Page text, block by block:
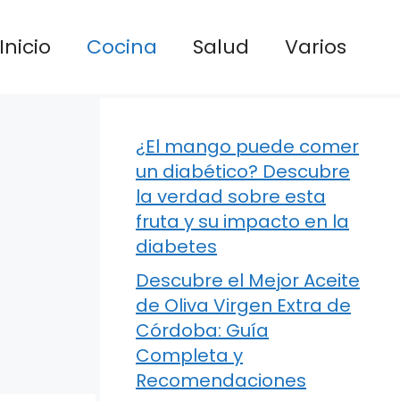
Inicio Cocina Salud Varios
¿El mango puede comer
un diabético? Descubre
la verdad sobre esta
fruta y su impacto en la
diabetes
Descubre el Mejor Aceite
de Oliva Virgen Extra de
Córdoba: Guía
Completa y
Recomendaciones